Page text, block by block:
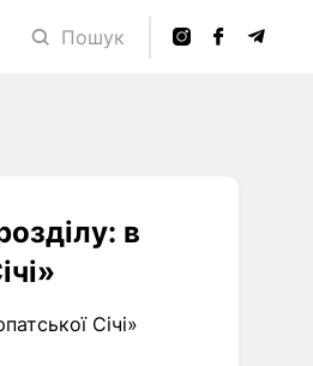
Пошук
в
Січі»